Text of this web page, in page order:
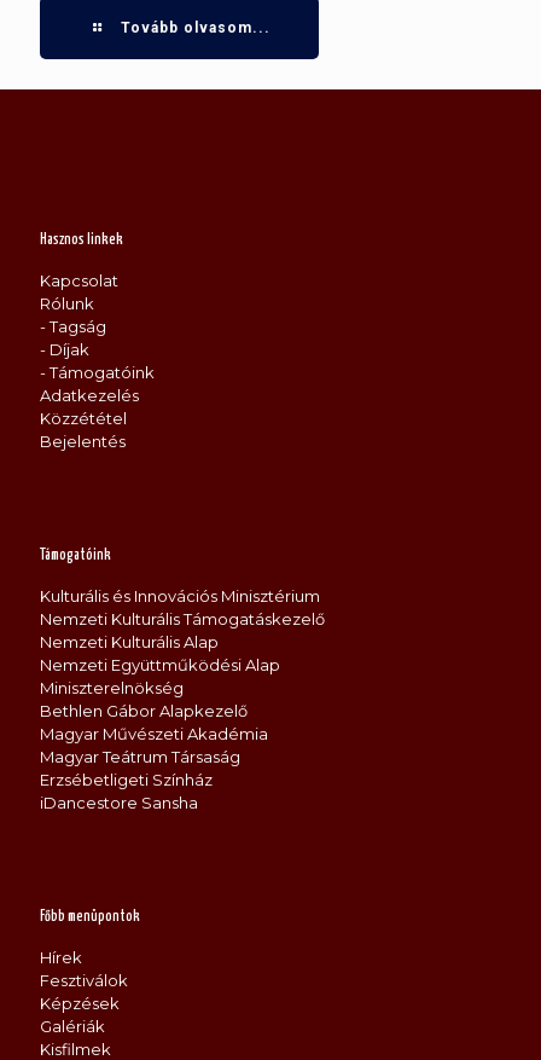
Tovább olvasom...
Hasznos linkek
Kapcsolat
Rólunk
- Tagság
- Díjak
- Támogatóink
Adatkezelés
Közzététel
Bejelentés
Támogatóink
Kulturális és Innovációs Minisztérium
Nemzeti Kulturális Támogatáskezelő
Nemzeti Kulturális Alap
Nemzeti Együttműködési Alap
Miniszterelnökség
Bethlen Gábor Alapkezelő
Magyar Művészeti Akadémia
Magyar Teátrum Társaság
Erzsébetligeti Színház
iDancestore Sansha
Főbb menüpontok
Hírek
Fesztiválok
Képzések
Galériák
Kisfilmek